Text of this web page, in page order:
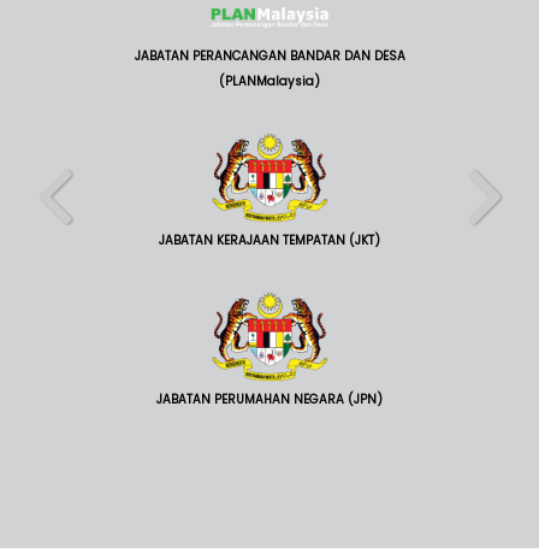
JABATAN PERANCANGAN BANDAR DAN DESA
(PLANMalaysia)
JABATAN KERAJAAN TEMPATAN (JKT)
JABATAN PERUMAHAN NEGARA (JPN)